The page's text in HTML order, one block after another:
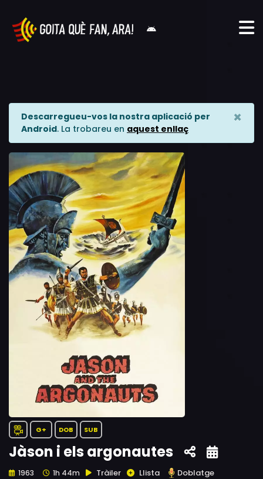
Descarregueu-vos la nostra aplicació per
Android. La trobareu en aquest enllaç
×
G+ DOB SUB
Jàson i els argonautes
1963 1h 44m Tràiler Llista Doblatge